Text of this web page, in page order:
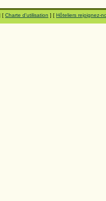
[ Charte d'utilisation ] [ Hôteliers rejoignez-